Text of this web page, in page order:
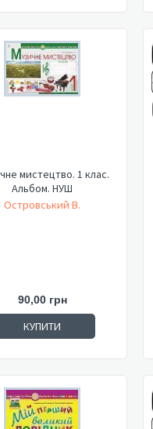
мистецтво. 1 клас.
Альбом. НУШ
Островський В.
90,00 грн
КУПИТИ